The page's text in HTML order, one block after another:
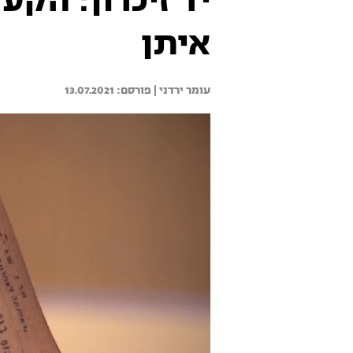
איתן
עומר ירדני | 13.07.2021